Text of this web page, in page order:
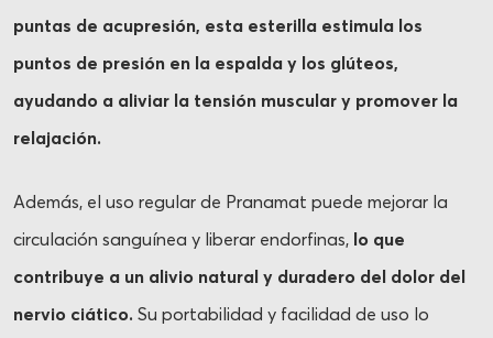
puntas de acupresión, esta esterilla estimula los
puntos de presión en la espalda y los glúteos,
ayudando a aliviar la tensión muscular y promover la
relajación.
Además, el uso regular de Pranamat puede mejorar la
circulación sanguínea y liberar endorfinas, lo que
contribuye a un alivio natural y duradero del dolor del
nervio ciático. Su portabilidad y facilidad de uso lo